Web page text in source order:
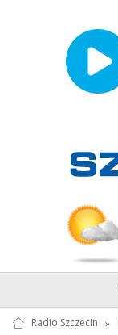
Radio Szczecin »